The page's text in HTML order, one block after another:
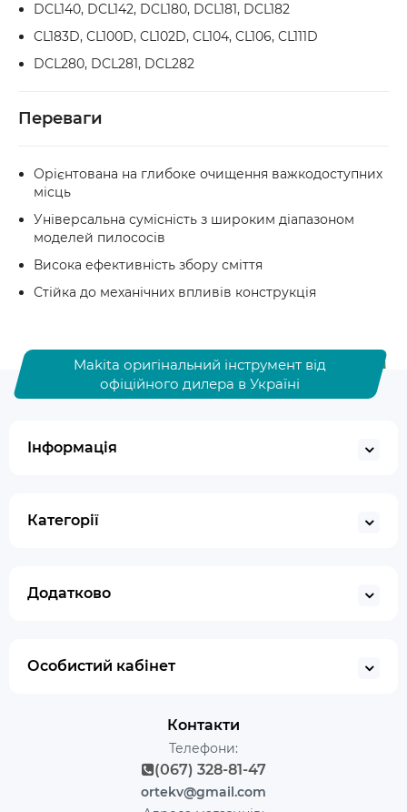
DCL140, DCL142, DCL180, DCL181, DCL182
CL183D, CL100D, CL102D, CL104, CL106, CL111D
DCL280, DCL281, DCL282
Переваги
Орієнтована на глибоке очищення важкодоступних
місць
Універсальна сумісність з широким діапазоном
моделей пилососів
Висока ефективність збору сміття
Стійка до механічних впливів конструкція
Makita оригінальний інструмент від
офіційного дилера в Україні
Інформація
Категорії
Додатково
Особистий кабінет
Контакти
Телефони:
(067) 328-81-47
ortekv@gmail.com